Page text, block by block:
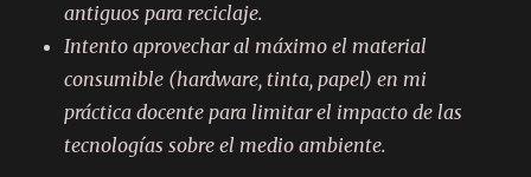
antiguos para reciclaje.
Intento aprovechar al máximo elmaterial
consumible (hardware, tinta, papel) en mi
prácticadocente para limitar el impactode las
tecnologías sobre el medioambiente.